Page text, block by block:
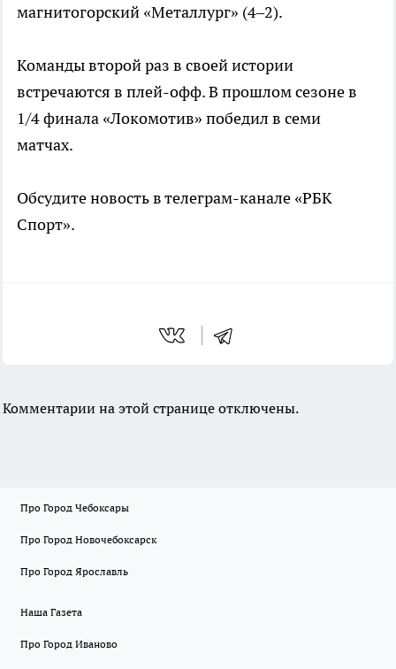
магнитогорский «Металлург» (4–2).
Команды второй раз в своей истории
встречаются в плей-офф. В прошлом сезоне в
1/4 финала «Локомотив» победил в семи
матчах.
Обсудите новость в телеграм-канале «РБК
Спорт».
Комментарии на этой странице отключены.
Про Город Чебоксары
Про Город Новочебоксарск
Про Город Ярославль
Наша Газета
Про Город Иваново